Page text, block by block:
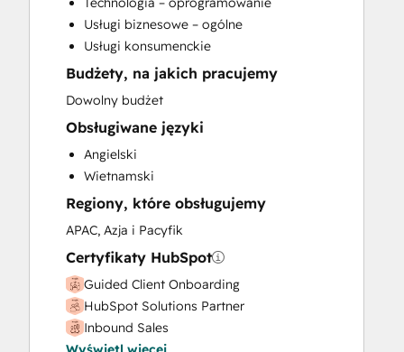
Usługi biznesowe – ogólne
Usługi konsumenckie
Budżety, na jakich pracujemy
Dowolny budżet
Obsługiwane języki
Angielski
Wietnamski
Regiony, które obsługujemy
APAC, Azja i Pacyfik
Certyfikaty HubSpot
Guided Client Onboarding
HubSpot Solutions Partner
Inbound Sales